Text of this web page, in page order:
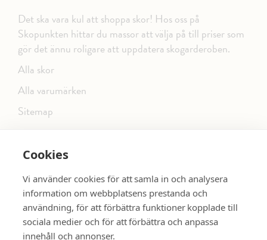
Cookies
Vi använder cookies för att samla in och analysera
information om webbplatsens prestanda och
användning, för att förbättra funktioner kopplade till
sociala medier och för att förbättra och anpassa
innehåll och annonser.
Det ska vara kul att shoppa skor! Hos oss på
Skopunkten hittar du massor att välja på till priser som
gör det ännu roligare att uppdatera skogarderoben.
Alla skor
Alla varumärken
Sitemap
FÖLJ OSS PÅ SOCIALA MEDIER
SE MER SKOR: dinsko.se